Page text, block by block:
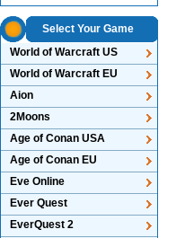
Select Your Game
World of Warcraft US
World of Warcraft EU
Aion
2Moons
Age of Conan USA
Age of Conan EU
Eve Online
Ever Quest
EverQuest 2